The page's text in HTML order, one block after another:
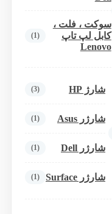
سوکت ، فلت ،
کابل لپ تاپ
Lenovo
(1)
شارژ HP (3)
شارژر Asus (1)
شارژر Dell (1)
شارژر Surface (1)